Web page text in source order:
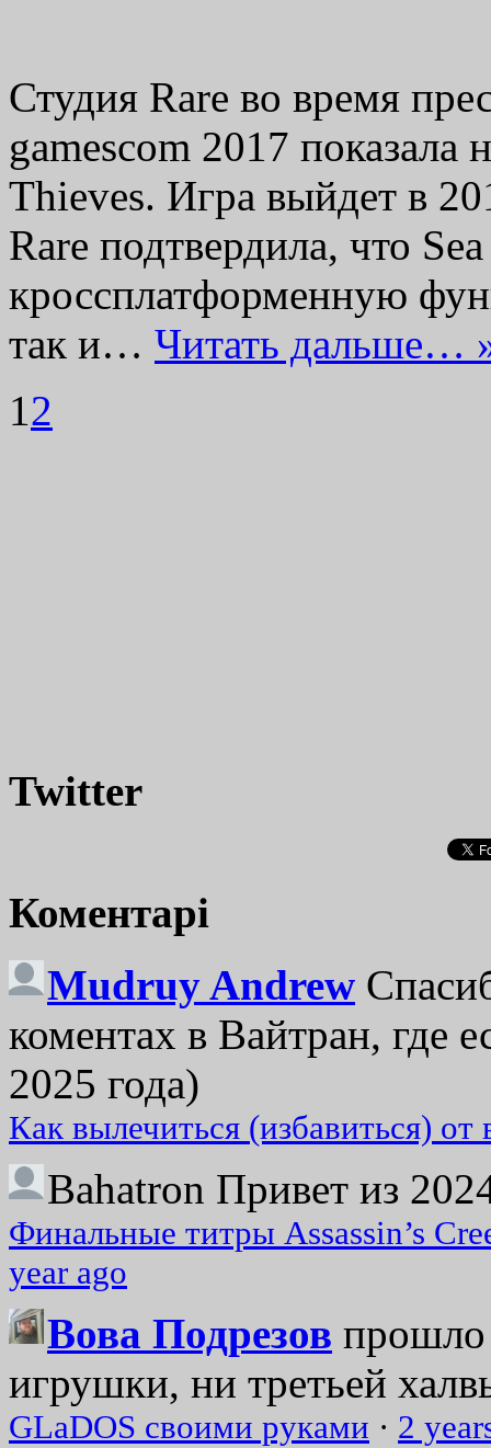
Студия Rare во время
gamescom 2017
Thieves. Игра выйдет в
Rare подтвердила, что
кроссплатформенную
так и… Читать дальше…
12
Twitter
Коментарі
Mudruy Andrew
коментах в Вайтран, где
2025 года)
Как вылечиться (избавиться)
Bahatron Привет из
Финальные титры Assassin’s
year ago
Вова Подрезов прошло
игрушки, ни третьей
GLaDOS своими руками · 2